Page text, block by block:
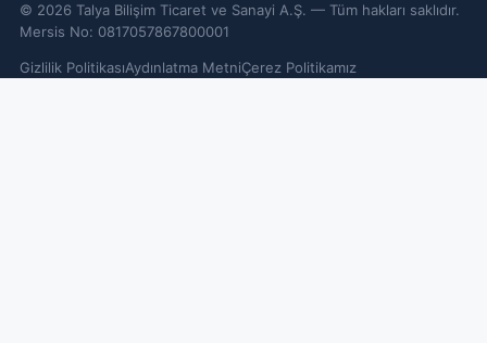
© 2026 Talya Bilişim Ticaret ve Sanayi A.Ş. — Tüm hakları saklıdır.
Mersis No: 0817057867800001
Gizlilik PolitikasıAydınlatma MetniÇerez Politikamız